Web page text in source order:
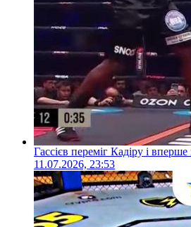
Гассієв переміг Кадіру і
11.07.2026, 23:53